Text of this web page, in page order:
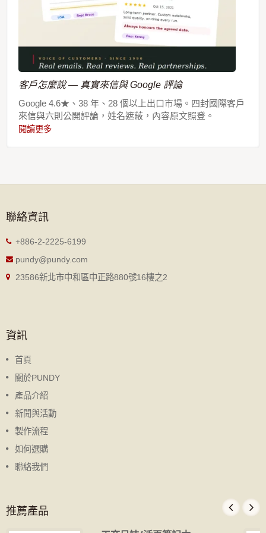
客戶怎麼說 — 真實來信與 Google 評論
Google 4.6★、38 年、28 個以上出口市場。四封國際客戶
來信與六則公開評論，姓名遮蔽，內容原文照登。
閱讀更多
聯絡資訊
+886-2-2225-6199
pundy@pundy.com
23586新北市中和區中正路880號16樓之2
資訊
首頁
關於PUNDY
產品介紹
新聞與活動
製作流程
如何選購
聯絡我們
推薦產品